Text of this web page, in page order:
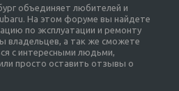
объединяет любителей и
На этом форуме вы найдете
по эксплуатации и ремонту
владельцев, а так же сможете
с интересными людьми,
просто оставить отзывы о